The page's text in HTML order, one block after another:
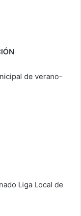
de verano-
Liga Local de